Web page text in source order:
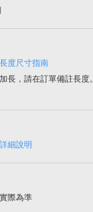
長度尺寸指南
長，請在訂單備註長度。
詳細說明
際為準